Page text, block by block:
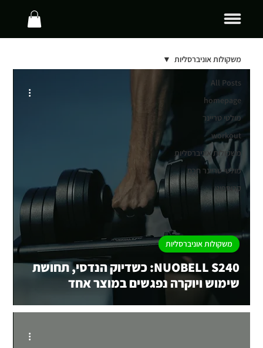
All Posts
homepage
מולטי טריינר
workout
משקולות אוניברסליות
מולטי טריינר חכם
קרוספיט
משקולות אוניברסליות
NUOBELL S240: כשדיוק הנדסי, תחושת
שימוש ויוקרה נפגשים במוצר אחד
משקולות אוניברסליות